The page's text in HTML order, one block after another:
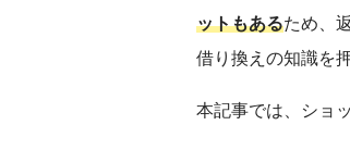
ットもあるため、
借り換えの知識を
本記事では、ショ